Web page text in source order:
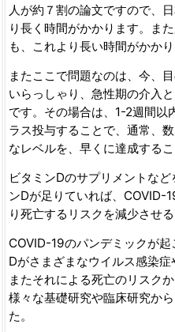
人が約７割の論文ですので、
り長く時間がかかります。ま
も、これより長い時間がかかり
またここで問題なのは、今、
いらっしゃり、急性期の介入
です。その場合は、1-2週間以
ラス投与することで、通常、
なレベルを、早くに達成するこ
ビタミンDのサプリメントな
ンDが足りていれば、COVID-
り死亡するリスクを減少させる
COVID-19のパンデミックが
Dがさまざまなウイルス感染症
またそれによる死亡のリスク
様々な基礎研究や臨床研究か
た。